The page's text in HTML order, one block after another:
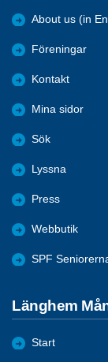
About us (in
Föreningar
Kontakt
Mina sidor
Sök
Lyssna
Press
Webbutik
SPF
Länghem
Start